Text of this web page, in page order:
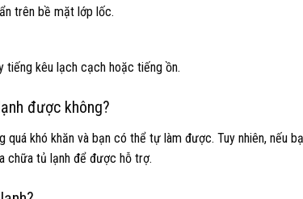
trên bề mặt lớp lốc.
tiếng kêu lạch cạch hoặc tiếng ồn.
được không?
khó khăn và bạn có thể tự làm được. Tuy nhiên, nếu
chữa tủ lạnh để được hỗ trợ.